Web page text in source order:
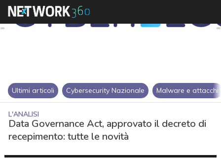
Ultimi articoli Cybersecurity Nazionale Malware e attacchi
L'ANALISI
Data Governance Act, approvato il decreto di
recepimento: tutte le novità